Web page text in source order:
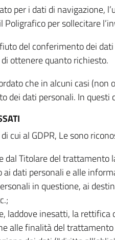
per i dati di navigazione,
per sollecitare
del conferimento dei
ottenere quanto richiesto.
che in alcuni casi
dei dati personali. In
cui al GDPR, Le sono
dal Titolare del trattamento
ai dati personali e alle
in questione, ai
laddove inesatti, la rettifica
alle finalità del